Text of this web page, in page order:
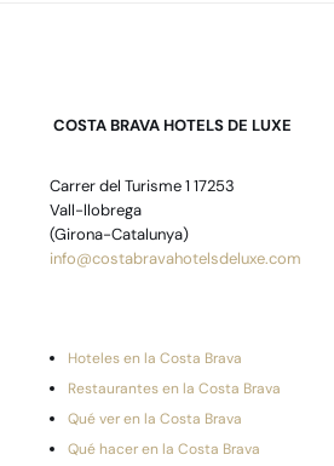
COSTA BRAVA HOTELS DE LUXE
Carrer del Turisme 1 17253
Vall-llobrega
(Girona-Catalunya)
info@costabravahotelsdeluxe.com
Hoteles en la Costa Brava
Restaurantes en la Costa Brava
Qué ver en la Costa Brava
Qué hacer en la Costa Brava